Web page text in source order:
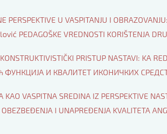
U VASPITANJU I
PEDAGOŠKE VREDNOSTI KORIŠTENЈA
PRISTUP NASTAVI: KA
ФУНКЦИЈА И КВАЛИТЕТ ИКОНИЧКИХ
VASPITNA SREDINA IZ PERSPEKTIVE
I UNAPREĐENJA KVALITETA